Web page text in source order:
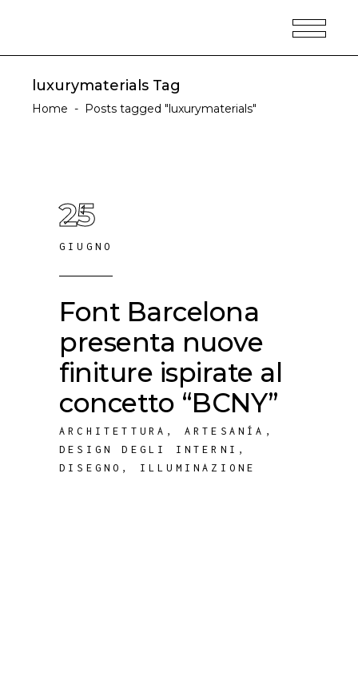
luxurymaterials Tag
Home - Posts tagged "luxurymaterials"
25
GIUGNO
Font Barcelona
presenta nuove
finiture ispirate al
concetto “BCNY”
ARCHITETTURA , ARTESANÍA ,
DESIGN DEGLI INTERNI ,
DISEGNO , ILLUMINAZIONE